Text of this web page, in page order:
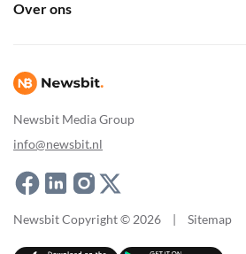
Newsbit Media Group
info@newsbit.nl
Over ons
Newsbit Copyright © 2026 | Sitemap